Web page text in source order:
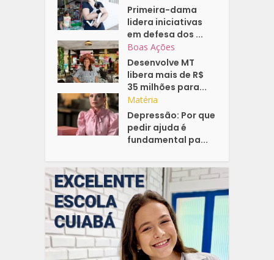
Primeira-dama
lidera iniciativas
em defesa dos ...
Boas Ações
Desenvolve MT
libera mais de R$
35 milhões para...
Matéria
Depressão: Por que
pedir ajuda é
fundamental pa...